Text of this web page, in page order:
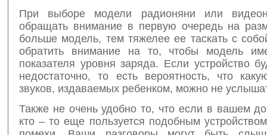
При выборе модели радионяни или
обращать внимание в первую очередь на
больше модель, тем тяжелее ее таскать с
обратить внимание на то, чтобы модель
показателя уровня заряда. Если устройство
недостаточно, то есть вероятность, что
звуков, издаваемых ребенком, можно не
Также не очень удобно то, что если в вашем
кто – то еще пользуется подобным